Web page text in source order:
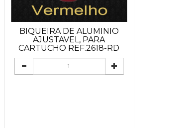
BIQUEIRA DE ALUMINIO
AJUSTAVEL, PARA
CARTUCHO REF.2618-RD
(VERMELHO)